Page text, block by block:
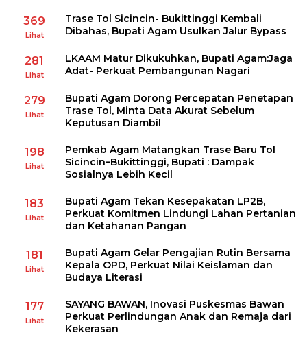
369
Lihat
Trase Tol Sicincin- Bukittinggi Kembali
Dibahas, Bupati Agam Usulkan Jalur Bypass
281
Lihat
LKAAM Matur Dikukuhkan, Bupati Agam:Jaga
Adat- Perkuat Pembangunan Nagari
279
Lihat
Bupati Agam Dorong Percepatan Penetapan
Trase Tol, Minta Data Akurat Sebelum
Keputusan Diambil
198
Lihat
Pemkab Agam Matangkan Trase Baru Tol
Sicincin–Bukittinggi, Bupati : Dampak
Sosialnya Lebih Kecil
183
Lihat
Bupati Agam Tekan Kesepakatan LP2B,
Perkuat Komitmen Lindungi Lahan Pertanian
dan Ketahanan Pangan
181
Lihat
Bupati Agam Gelar Pengajian Rutin Bersama
Kepala OPD, Perkuat Nilai Keislaman dan
Budaya Literasi
177
Lihat
SAYANG BAWAN, Inovasi Puskesmas Bawan
Perkuat Perlindungan Anak dan Remaja dari
Kekerasan